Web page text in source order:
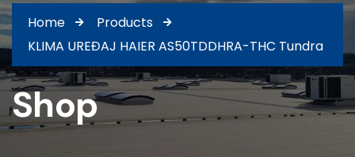
Home
Products
KLIMA UREĐAJ HAIER AS50TDDHRA-THC Tundra
Shop